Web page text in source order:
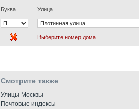
Буква Улица
Выберите номер дома
Смотрите также
Улицы Москвы
Почтовые индексы